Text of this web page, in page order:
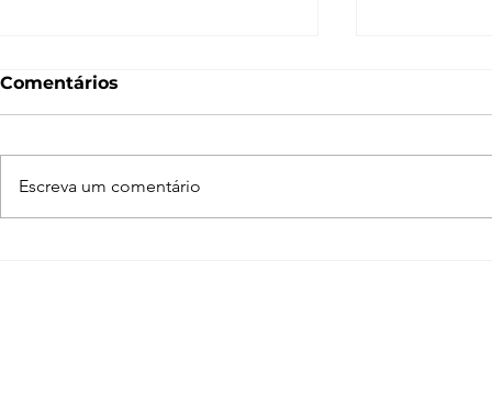
Comentários
Escreva um comentário